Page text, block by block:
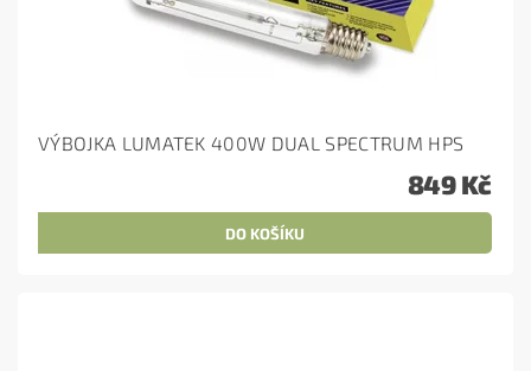
VÝBOJKA LUMATEK 400W DUAL SPECTRUM HPS
849 Kč